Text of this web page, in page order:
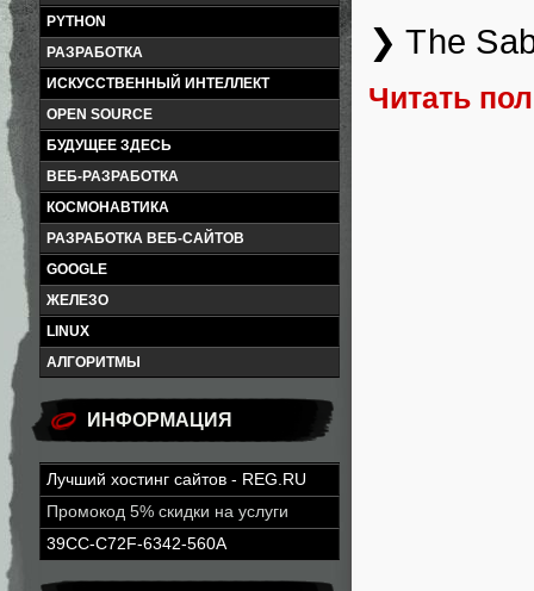
PYTHON
РАЗРАБОТКА
ИСКУССТВЕННЫЙ ИНТЕЛЛЕКТ
OPEN SOURCE
БУДУЩЕЕ ЗДЕСЬ
ВЕБ-РАЗРАБОТКА
КОСМОНАВТИКА
РАЗРАБОТКА ВЕБ-САЙТОВ
GOOGLE
ЖЕЛЕЗО
LINUX
АЛГОРИТМЫ
ИНФОРМАЦИЯ
Лучший хостинг сайтов - REG.RU
Промокод 5% скидки на услуги
39CC-C72F-6342-560A
❯ The
Читать